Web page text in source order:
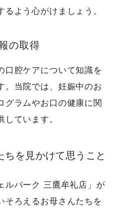
よう心がけましょう。
の取得
口腔ケアについて知識を
。当院では、妊娠中のお
グラムやお口の健康に関
ています。
ちを見かけて思うこと
ルパーク 三鷹牟礼店」が
そろえるお母さんたちを